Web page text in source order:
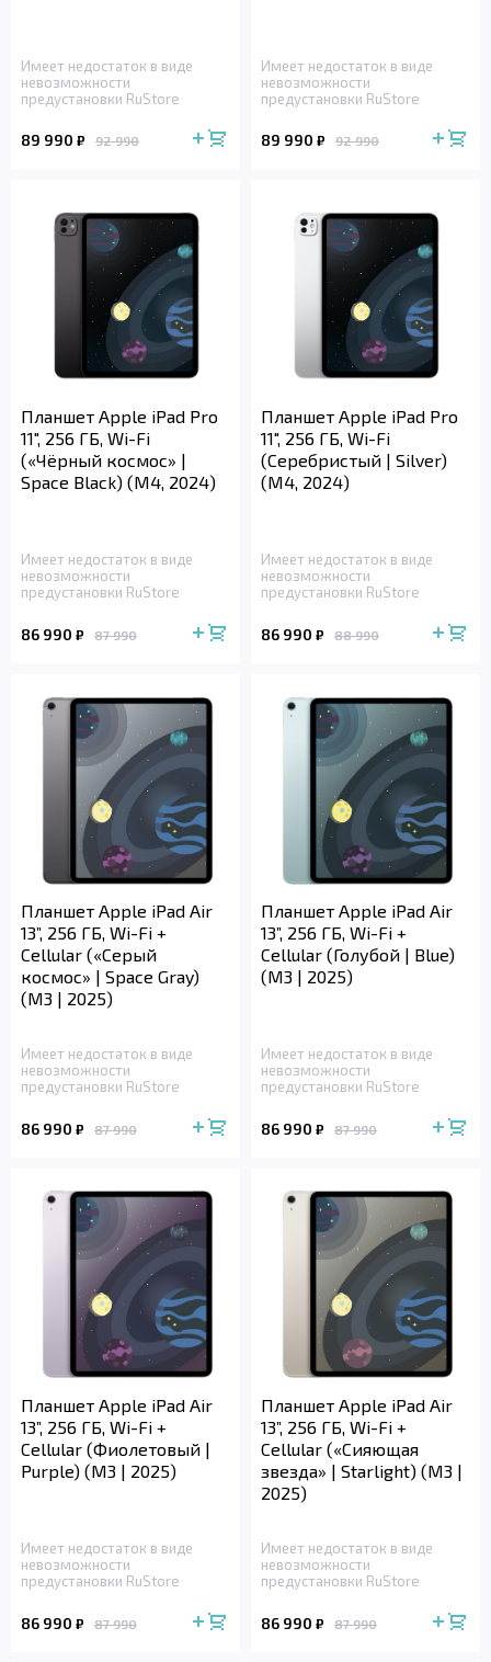
Имеет недостаток в виде
невозможности
предустановки RuStore
89 990 ₽ 92 990
Имеет недостаток в виде
невозможности
предустановки RuStore
89 990 ₽ 92 990
Планшет Apple iPad Pro
11", 256 ГБ, Wi-Fi
(«Чёрный космос» |
Space Black) (M4, 2024)
Имеет недостаток в виде
невозможности
предустановки RuStore
86 990 ₽ 87 990
Планшет Apple iPad Pro
11", 256 ГБ, Wi-Fi
(Серебристый | Silver)
(M4, 2024)
Имеет недостаток в виде
невозможности
предустановки RuStore
86 990 ₽ 88 990
Планшет Apple iPad Air
13”, 256 ГБ, Wi-Fi +
Cellular («Серый
космос» | Space Gray)
(M3 | 2025)
Имеет недостаток в виде
невозможности
предустановки RuStore
86 990 ₽ 87 990
Планшет Apple iPad Air
13”, 256 ГБ, Wi-Fi +
Cellular (Голубой | Blue)
(M3 | 2025)
Имеет недостаток в виде
невозможности
предустановки RuStore
86 990 ₽ 87 990
Планшет Apple iPad Air
13”, 256 ГБ, Wi-Fi +
Cellular (Фиолетовый |
Purple) (M3 | 2025)
Имеет недостаток в виде
невозможности
предустановки RuStore
86 990 ₽ 87 990
Планшет Apple iPad Air
13”, 256 ГБ, Wi-Fi +
Cellular («Сияющая
звезда» | Starlight) (M3 |
2025)
Имеет недостаток в виде
невозможности
предустановки RuStore
86 990 ₽ 87 990